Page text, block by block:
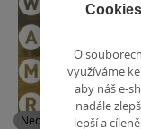
Nedostupné
O
využíváme
aby náš e-
nadále
lepší a